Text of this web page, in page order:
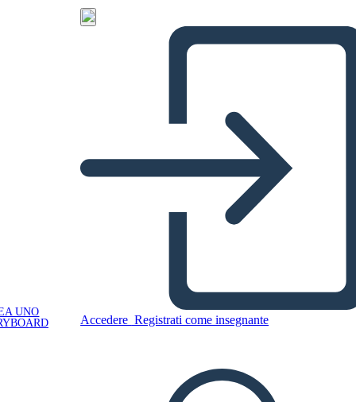
UNO
Accedere Registrati come insegnante